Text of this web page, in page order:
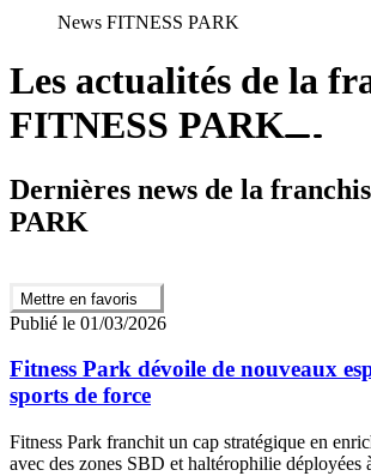
News FITNESS PARK
Les actualités de la
FITNESS PARK
Dernières news de la
PARK
Mettre en favoris
Publié le 01/03/2026
Fitness Park dévoile de nouveaux
sports de force
Fitness Park franchit un cap stratégique en
avec des zones SBD et haltérophilie déployées